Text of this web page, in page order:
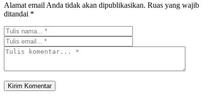
Alamat email Anda tidak akan dipublikasikan. Ruas yang wajib
ditandai *